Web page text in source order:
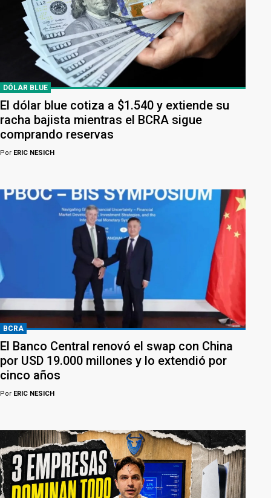
DÓLAR BLUE
El dólar blue cotiza a $1.540 y extiende su
racha bajista mientras el BCRA sigue
comprando reservas
Por ERIC NESICH
BCRA
El Banco Central renovó el swap con China
por USD 19.000 millones y lo extendió por
cinco años
Por ERIC NESICH